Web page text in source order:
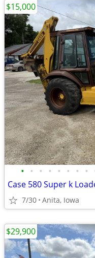
• • • • • • • •
Case 580 Super k
7/30 Anita, Iowa
$15,000
$29,900